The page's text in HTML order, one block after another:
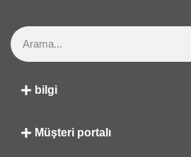
bilgi
Müşteri portalı